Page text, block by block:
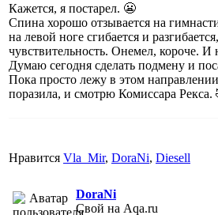
Кажется, я постарел. 😬
Спина хорошо отзывается на
на левой ноге сгибается и
чувствительность. Онемел, короче. И
Думаю сегодня сделать подмену и
Пока просто лежу в этом
поразила, и смотрю Комиссара Рекса.
Нравится Vla_Mir, DoraNi, Diesell
DoraNi
Свой на Aqa.ru